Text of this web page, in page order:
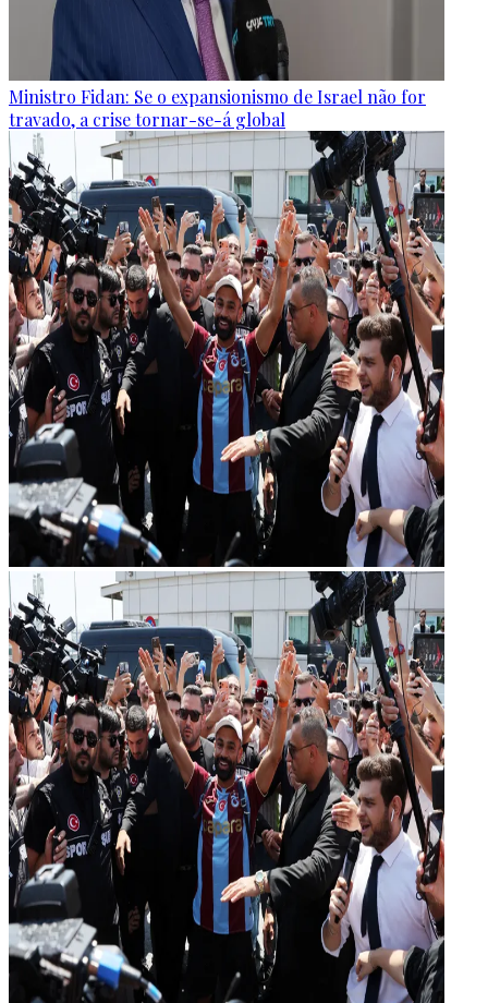
Ministro Fidan: Se o expansionismo de Israel não for
travado, a crise tornar-se-á global